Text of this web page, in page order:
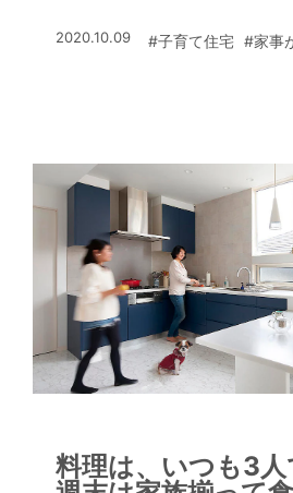
2020.10.09 #子育て住宅 #家事
料理は、いつも3